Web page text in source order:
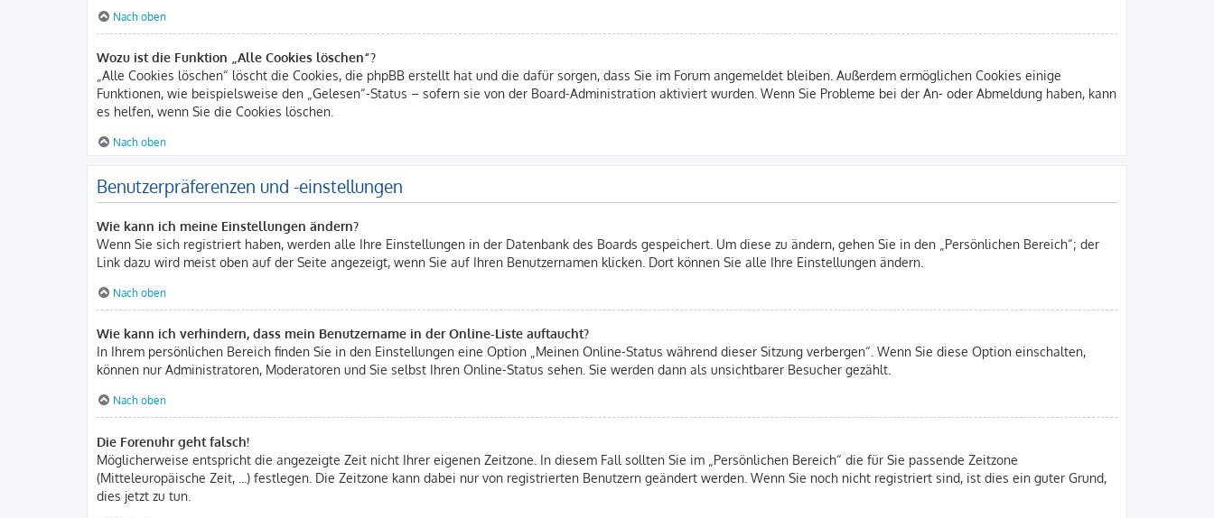
Nach oben
Wozu ist die Funktion „Alle Cookies löschen“?
„Alle Cookies löschen“ löscht die Cookies, die phpBB erstellt hat und die dafür sorgen, dass Sie im Forum angemeldet bleiben. Außerdem ermöglichen Cookies einige
Funktionen, wie beispielsweise den „Gelesen“-Status – sofern sie von der Board-Administration aktiviert wurden. Wenn Sie Probleme bei der An- oder Abmeldung haben, kann
es helfen, wenn Sie die Cookies löschen.
Nach oben
Benutzerpräferenzen und -einstellungen
Wie kann ich meine Einstellungen ändern?
Wenn Sie sich registriert haben, werden alle Ihre Einstellungen in der Datenbank des Boards gespeichert. Um diese zu ändern, gehen Sie in den „Persönlichen Bereich“; der
Link dazu wird meist oben auf der Seite angezeigt, wenn Sie auf Ihren Benutzernamen klicken. Dort können Sie alle Ihre Einstellungen ändern.
Nach oben
Wie kann ich verhindern, dass mein Benutzername in der Online-Liste auftaucht?
In Ihrem persönlichen Bereich finden Sie in den Einstellungen eine Option „Meinen Online-Status während dieser Sitzung verbergen“. Wenn Sie diese Option einschalten,
können nur Administratoren, Moderatoren und Sie selbst Ihren Online-Status sehen. Sie werden dann als unsichtbarer Besucher gezählt.
Nach oben
Die Forenuhr geht falsch!
Möglicherweise entspricht die angezeigte Zeit nicht Ihrer eigenen Zeitzone. In diesem Fall sollten Sie im „Persönlichen Bereich“ die für Sie passende Zeitzone
(Mitteleuropäische Zeit, ...) festlegen. Die Zeitzone kann dabei nur von registrierten Benutzern geändert werden. Wenn Sie noch nicht registriert sind, ist dies ein guter Grund,
dies jetzt zu tun.